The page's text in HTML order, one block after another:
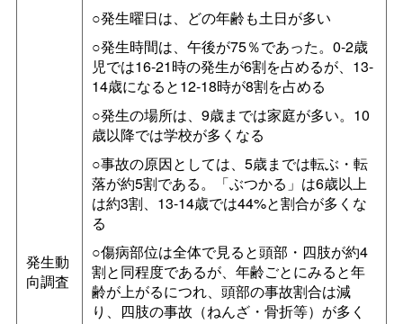
発生動
向調査
○発生曜日は、どの年齢も土日が多い
○発生時間は、午後が75％であった。0-2歳
児では16-21時の発生が6割を占めるが、13-
14歳になると12-18時が8割を占める
○発生の場所は、9歳までは家庭が多い。10
歳以降では学校が多くなる
○事故の原因としては、5歳までは転ぶ・転
落が約5割である。「ぶつかる」は6歳以上
は約3割、13-14歳では44%と割合が多くな
る
○傷病部位は全体で見ると頭部・四肢が約4
割と同程度であるが、年齢ごとにみると年
齢が上がるにつれ、頭部の事故割合は減
り、四肢の事故（ねんざ・骨折等）が多く